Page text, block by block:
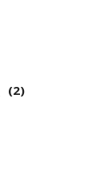
(2)